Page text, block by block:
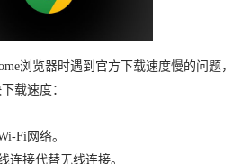
浏览器时遇到官方下载速度慢的问题，
载速度：
Fi网络。
连接代替无线连接。